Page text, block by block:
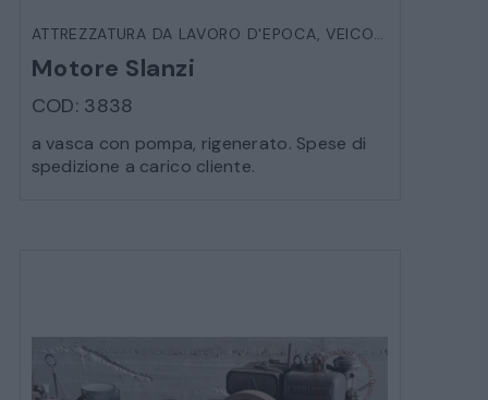
ATTREZZATURA DA LAVORO D'EPOCA, VEICOLI D'EPOCA
Motore Slanzi
COD: 3838
a vasca con pompa, rigenerato. Spese di
spedizione a carico cliente.